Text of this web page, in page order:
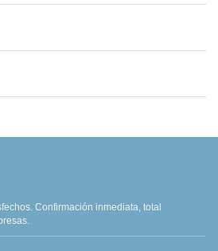
Confirmación inmediata, total